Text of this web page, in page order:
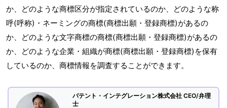
か、どのような商標区分が指定されているのか、どのような称
呼(呼称)・ネーミングの商標(商標出願・登録商標)があるの
か、どのような文字商標の商標(商標出願・登録商標)があるの
か、どのような企業・組織が商標(商標出願・登録商標)を保有
しているのか、商標情報を調査することができます。
パテント・インテグレーション株式会社 CEO/弁理
士